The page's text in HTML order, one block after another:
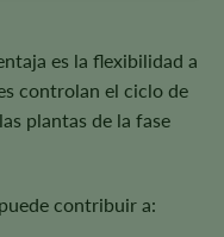
es la flexibilidad a
controlan el ciclo de
plantas de la fase
contribuir a: